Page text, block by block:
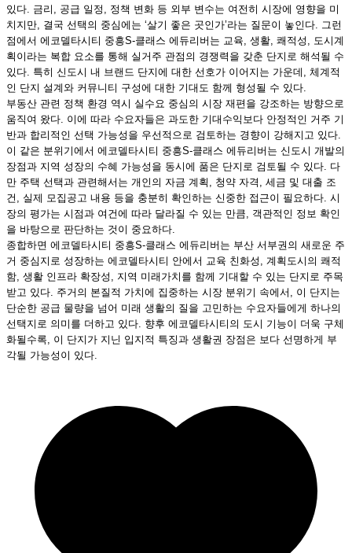
있다. 금리, 공급 일정, 정책 변화 등 외부 변수는 여전히 시장에 영향을 미
치지만, 결국 선택의 중심에는 ‘살기 좋은 곳인가’라는 질문이 놓인다. 그런
점에서 에코델타시티 중흥S-클래스 에듀리버는 교육, 생활, 쾌적성, 도시계
획이라는 복합 요소를 통해 실거주 관점의 경쟁력을 갖춘 단지로 해석될 수
있다. 특히 신도시 내 브랜드 단지에 대한 선호가 이어지는 가운데, 체계적
인 단지 설계와 커뮤니티 구성에 대한 기대도 함께 형성될 수 있다.
부동산 관련 정책 환경 역시 실수요 중심의 시장 재편을 강조하는 방향으로
움직여 왔다. 이에 따라 수요자들은 과도한 기대수익보다 안정적인 거주 기
반과 합리적인 선택 가능성을 우선적으로 검토하는 경향이 강해지고 있다.
이 같은 분위기에서 에코델타시티 중흥S-클래스 에듀리버는 신도시 개발의
장점과 지역 성장의 수혜 가능성을 동시에 품은 단지로 검토될 수 있다. 다
만 주택 선택과 관련해서는 개인의 자금 계획, 청약 자격, 세금 및 대출 조
건, 실제 모집공고 내용 등을 충분히 확인하는 신중한 접근이 필요하다. 시
장의 평가는 시점과 여건에 따라 달라질 수 있는 만큼, 객관적인 정보 확인
을 바탕으로 판단하는 것이 중요하다.
종합하면 에코델타시티 중흥S-클래스 에듀리버는 부산 서부권의 새로운 주
거 중심지로 성장하는 에코델타시티 안에서 교육 친화성, 계획도시의 쾌적
함, 생활 인프라 확장성, 지역 미래가치를 함께 기대할 수 있는 단지로 주목
받고 있다. 주거의 본질적 가치에 집중하는 시장 분위기 속에서, 이 단지는
단순한 공급 물량을 넘어 미래 생활의 질을 고민하는 수요자들에게 하나의
선택지로 의미를 더하고 있다. 향후 에코델타시티의 도시 기능이 더욱 구체
화될수록, 이 단지가 지닌 입지적 특징과 생활권 장점은 보다 선명하게 부
각될 가능성이 있다.